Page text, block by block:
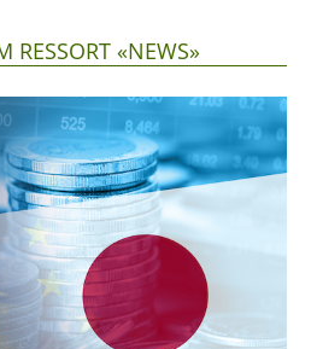
RESSORT «NEWS»